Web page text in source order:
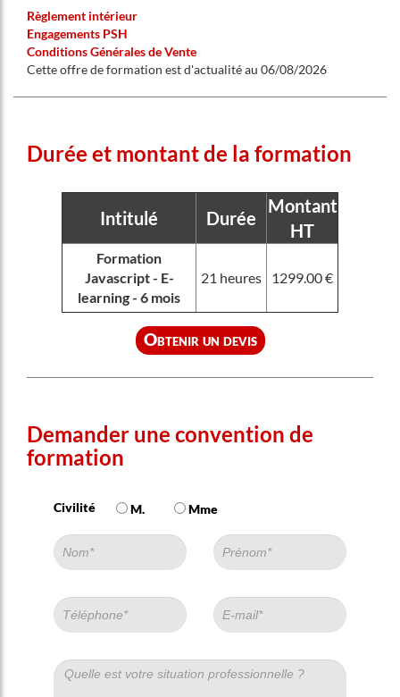
Règlement intérieur
Engagements PSH
Conditions Générales de Vente
Cette offre de formation est d'actualité au 06/08/2026
Durée et montant de la formation
Intitulé Durée
Montant
HT
Formation
Javascript - E-
learning - 6 mois
21 heures 1299.00 €
Obtenir un devis
Demander une convention de
formation
Civilité M. Mme